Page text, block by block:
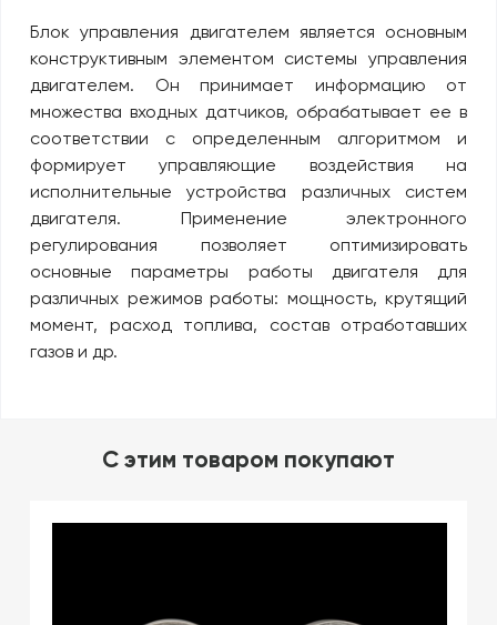
Блок управления двигателем является основным
конструктивным элементом системы управления
двигателем. Он принимает информацию от
множества входных датчиков, обрабатывает ее в
соответствии с определенным алгоритмом и
формирует управляющие воздействия на
исполнительные устройства различных систем
двигателя. Применение электронного
регулирования позволяет оптимизировать
основные параметры работы двигателя для
различных режимов работы: мощность, крутящий
момент, расход топлива, состав отработавших
газов и др.
C этим товаром покупают